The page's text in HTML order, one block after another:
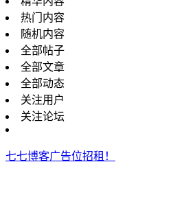
热门内容
随机内容
全部帖子
全部文章
全部动态
关注用户
关注论坛
七七博客广告位招租！